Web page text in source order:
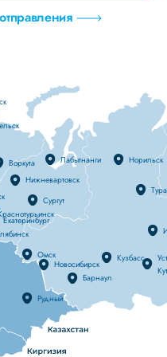
Норильск
Тура
Барнаул
Екатеринбург
Кут
Сургут
Воркута
Рудный
Омск
Новосибирск
Нижневартовск
Лабытнанги
Кузбасс